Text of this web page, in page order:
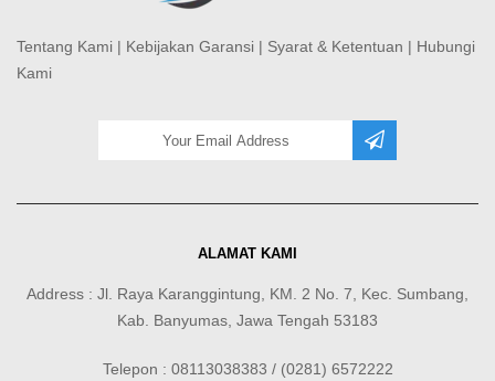
Tentang Kami | Kebijakan Garansi | Syarat & Ketentuan | Hubungi
Kami
ALAMAT KAMI
Address : Jl. Raya Karanggintung, KM. 2 No. 7, Kec. Sumbang,
Kab. Banyumas, Jawa Tengah 53183
Telepon : 08113038383 / (0281) 6572222